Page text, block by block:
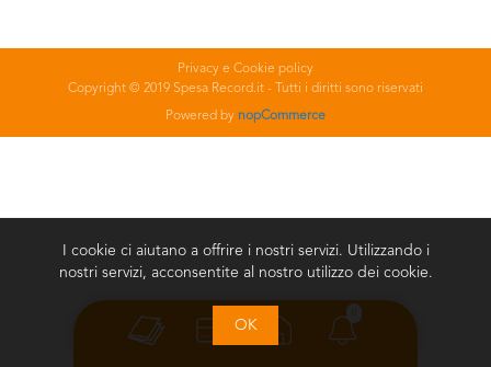
Privacy e Cookie policy
Copyright © 2019 Spesa Record.it - Tutti i diritti sono riservati
Powered by nopCommerce
I cookie ci aiutano a offrire i nostri servizi. Utilizzando i
nostri servizi, acconsentite al nostro utilizzo dei cookie.
OK